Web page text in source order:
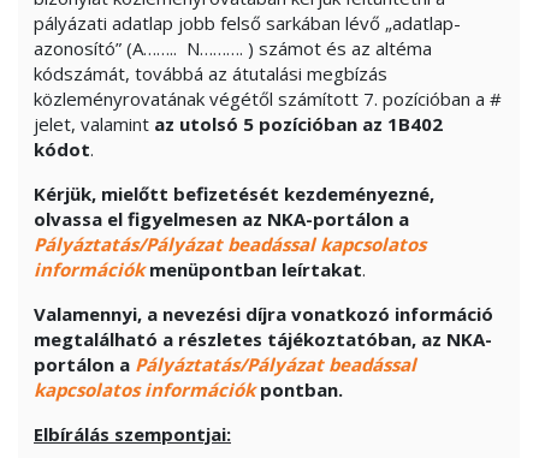
pályázati adatlap jobb felső sarkában lévő „adatlap-
azonosító” (A…….. N………. ) számot és az altéma
kódszámát, továbbá az átutalási megbízás
közleményrovatának végétől számított 7. pozícióban a #
jelet, valamint az utolsó 5 pozícióban az 1B402
kódot.
Kérjük, mielőtt befizetését kezdeményezné,
olvassa el figyelmesen az NKA-portálon a
Pályáztatás/Pályázat beadással kapcsolatos
információk menüpontban leírtakat.
Valamennyi, a nevezési díjra vonatkozó információ
megtalálható a részletes tájékoztatóban, az NKA-
portálon a Pályáztatás/Pályázat beadással
kapcsolatos információkpontban.
Elbírálás szempontjai: